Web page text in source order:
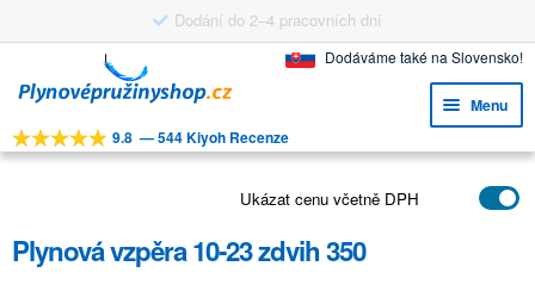
Dodání do 2–4 pracovních dní
na
k
webu
Dodáváme také na Slovensko!
Menu
NÁSTROJE
menu
APLIKACE
9.8 —544 Kiyoh Recenze
Ukázat cenu včetně DPH
Plynová vzpěra 10-23 zdvih 350